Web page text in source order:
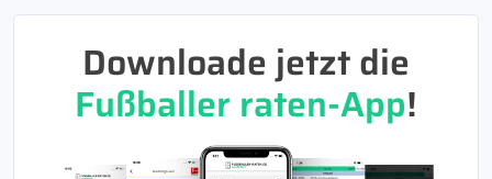
Downloade jetzt die
Fußballer raten-App!